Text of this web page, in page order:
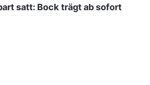
satt: Bock trägt ab sofort